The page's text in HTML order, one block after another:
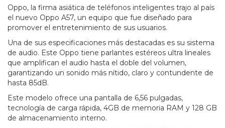
Oppo, la firma asiática de teléfonos inteligentes trajo al país
el nuevo Oppo A57, un equipo que fue diseñado para
promover el entretenimiento de sus usuarios.
Una de sus especificaciones más destacadas es su sistema
de audio. Este Oppo tiene parlantes estéreos ultra lineales
que amplifican el audio hasta el doble del volumen,
garantizando un sonido más nítido, claro y contundente de
hasta 85dB.
Este modelo ofrece una pantalla de 6,56 pulgadas,
tecnología de carga rápida, 4GB de memoria RAM y 128 GB
de almacenamiento interno.